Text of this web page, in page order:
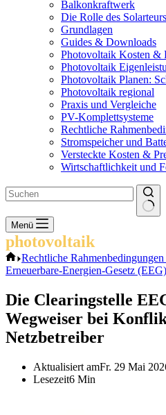
Balkonkraftwerk
Die Rolle des Solarteurs
Grundlagen
Guides & Downloads
Photovoltaik Kosten &
Photovoltaik
Photovoltaik Planen:
Photovoltaik regional
Praxis und Vergleiche
PV-Komplettsysteme
Rechtliche
Stromspeicher und
Versteckte Kosten &
Wirtschaftlichkeit und
Keine
Ergebnisse
Menü
photovoltaik
Start
Rechtliche
Erneuerbare-Energien-Gesetz
Die Clearingstelle
Wegweiser bei
Netzbetreiber
Aktualisiert amFr. 29 Mai
Lesezeit6 Min